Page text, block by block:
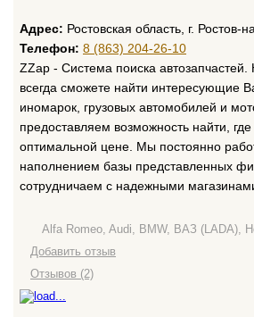
Адрес: Ростовская область, г. Ростов-
Телефон: 8 (863) 204-26-10
ZZap - Система поиска
всегда сможете найти интересующие
иномарок, грузовых автомобилей и
предоставляем возможность найти, где
оптимальной цене. Мы постоянно
наполнением базы представленных
сотрудничаем с надежными
Alfa Romeo, Audi, BMW, ВАЗ (LADA),
Добавить отзыв
Отзывов (2)